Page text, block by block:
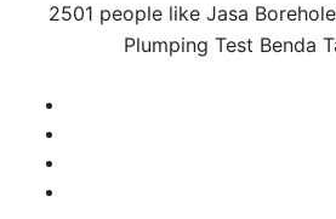
2501 people like Jasa
Plumping Test Benda